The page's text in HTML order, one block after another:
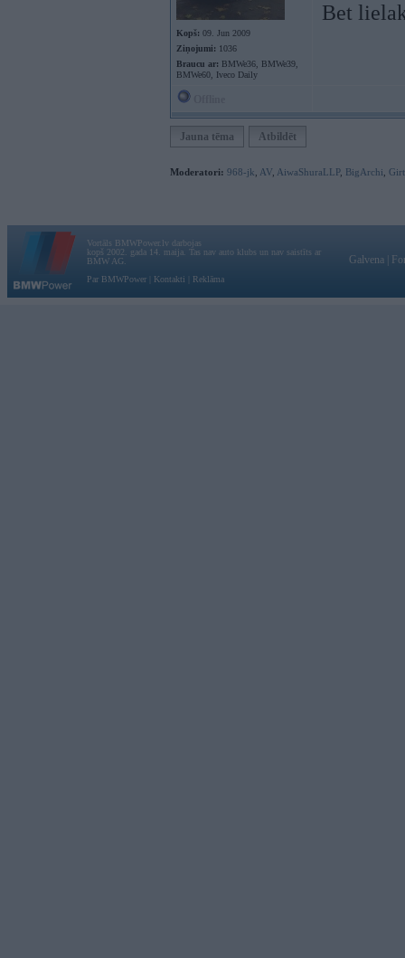
Kopš: 09. Jun 2009
Ziņojumi: 1036
Braucu ar: BMWe36, BMWe39,
BMWe60, Iveco Daily
Bet
Jauna tēma Atbildēt
Moderatori: 968-jk AV AiwaShuraLLP, BigArchi
Vortāls BMWPower.lv darbojas
kopš 2002. gada 14. maija. Tas nav auto klubs un nav saistīts ar
BMW AG.
Par BMWPower
Kontakti Reklāma
Galvena